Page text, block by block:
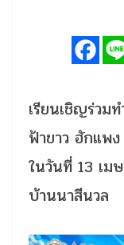
เรียนเชิญร่วม
ฟ้าขาว ฮักแพง
ในวันที่ 13 เม
บ้านนาสีนวล